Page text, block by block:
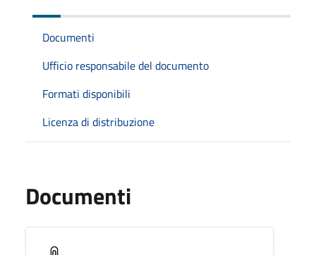
Documenti
Ufficio responsabile del documento
Formati disponibili
Licenza di distribuzione
Documenti